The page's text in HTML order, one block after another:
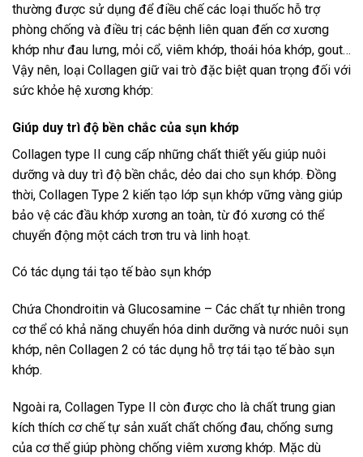
thường được sử dụng để điều chế các loại thuốc hỗ trợ
phòng chống và điều trị các bệnh liên quan đến cơ xương
khớp như đau lưng, mỏi cổ, viêm khớp, thoái hóa khớp, gout…
Vậy nên, loại Collagen giữ vai trò đặc biệt quan trọng đối với
sức khỏe hệ xương khớp:
Giúp duy trì độ bền chắc của sụn khớp
Collagen type II cung cấp những chất thiết yếu giúp nuôi
dưỡng và duy trì độ bền chắc, dẻo dai cho sụn khớp. Đồng
thời, Collagen Type 2 kiến tạo lớp sụn khớp vững vàng giúp
bảo vệ các đầu khớp xương an toàn, từ đó xương có thể
chuyển động một cách trơn tru và linh hoạt.
Có tác dụng tái tạo tế bào sụn khớp
Chứa Chondroitin và Glucosamine – Các chất tự nhiên trong
cơ thể có khả năng chuyển hóa dinh dưỡng và nước nuôi sụn
khớp, nên Collagen 2 có tác dụng hỗ trợ tái tạo tế bào sụn
khớp.
Ngoài ra, Collagen Type II còn được cho là chất trung gian
kích thích cơ chế tự sản xuất chất chống đau, chống sưng
của cơ thể giúp phòng chống viêm xương khớp. Mặc dù